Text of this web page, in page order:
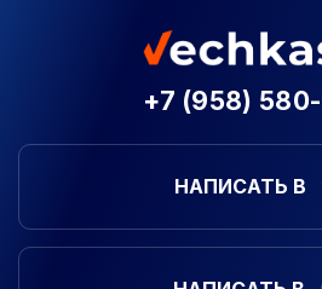
+7 (958)
НАПИСАТЬ В